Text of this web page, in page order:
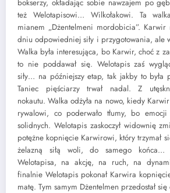
bokserzy, okładając sobie nawzajem po
też Welotapisowi… Wilkołakowi. Ta
mianem „Dżentelmeni mordobicia”.
dniu odpowiedniej siły i przygotowania, ale
Walka była interesująca, bo Karwir, choć z
to nie poddawał się. Welotapis zaś
siły… na późniejszy etap, tak jakby to była
Taniec pięściarzy trwał nadal. Z
nokautu. Walka odżyła na nowo, kiedy
rywalowi, co poderwało tłumy, bo emocji
solidnych. Welotapis zaskoczył widownię
potężne kopnięcie Karwirowi, który trzymał
żelazną siłą woli, do samego
Welotapisa, na akcję, na ruch, na
finalnie Welotapis pokonał Karwira
matę. Tym samym Dżentelmen przedostał